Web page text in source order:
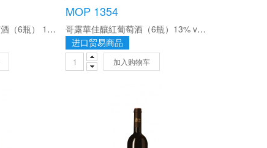
哥露華巴加梅洛紅葡萄酒（6瓶） 13% alc./vol 750ml/瓶
MOP 1354
哥露華佳釀紅葡萄酒（6瓶）13% vol. 750ml/瓶
进口贸易商品
加入购物车